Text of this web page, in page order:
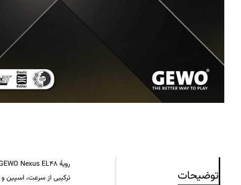
توضیحات
رویۀ GEWO Nexus EL48
ترکیبی ازسرعت، اسپینو